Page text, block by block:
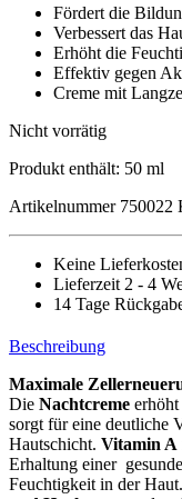
Fördert die
Verbessert das
Erhöht die
Effektiv gegen
Creme mit
Nicht vorrätig
Produkt enthält: 50 ml
Artikelnummer 750022
Keine
Lieferzeit 2 - 4
14 Tage
Beschreibung
Maximale
Die Nachtcreme
sorgt für eine deutliche
Hautschicht. Vitamin A
Erhaltung einer
Feuchtigkeit in der